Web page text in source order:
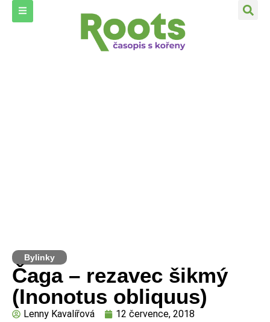
Bylinky
Čaga – rezavec šikmý
(Inonotus obliquus)
Lenny Kavalířová 12 července, 2018